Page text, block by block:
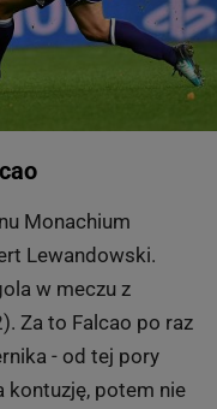
Monachium
Lewandowski.
w meczu z
Za to Falcao po raz
- od tej pory
kontuzję, potem nie